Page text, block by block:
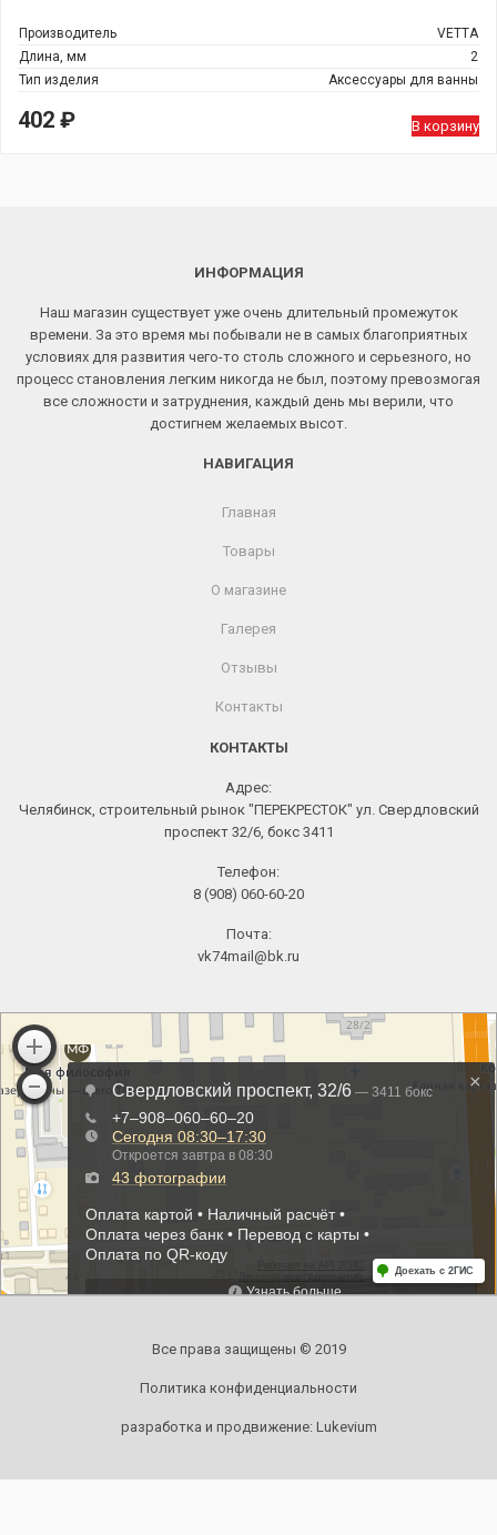
Производитель
VETTA
Длина, мм
2
Тип изделия
Аксессуары для ванны
402 ₽ В корзину
ИНФОРМАЦИЯ
Наш магазин существует уже очень длительный промежуток
времени. За это время мы побывали не в самых благоприятных
условиях для развития чего-то столь сложного и серьезного, но
процесс становления легким никогда не был, поэтому превозмогая
все сложности и затруднения, каждый день мы верили, что
достигнем желаемых высот.
НАВИГАЦИЯ
Главная
Товары
О магазине
Галерея
Отзывы
Контакты
КОНТАКТЫ
Адрес:
Челябинск, строительный рынок "ПЕРЕКРЕСТОК" ул. Свердловский
проспект 32/6, бокс 3411
Телефон:
8 (908) 060-60-20
Почта:
vk74mail@bk.ru
Все права защищены © 2019
Политика конфиденциальности
разработка и продвижение: Lukevium